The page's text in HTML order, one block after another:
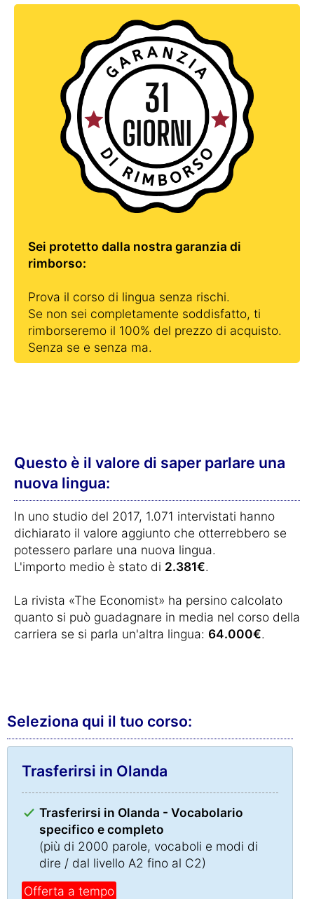
Sei protetto dalla nostra garanzia di
rimborso:
Prova il corso di lingua senza rischi.
Se non sei completamente soddisfatto, ti
rimborseremo il 100% del prezzo di acquisto.
Senza se e senza ma.
Questo è il valore di saper parlare una
nuova lingua:
In uno studio del 2017, 1.071 intervistati hanno
dichiarato il valore aggiunto che otterrebbero se
potessero parlare una nuova lingua.
L'importo medio è stato di 2.381€.
La rivista «The Economist» ha persino calcolato
quanto si può guadagnare in media nel corso della
carriera se si parla un'altra lingua: 64.000€.
Seleziona qui il tuo corso:
Trasferirsi in Olanda
Trasferirsi in Olanda - Vocabolario
specifico e completo
(più di 2000 parole, vocaboli e modi di
dire / dal livello A2 fino al C2)
Offerta a tempo